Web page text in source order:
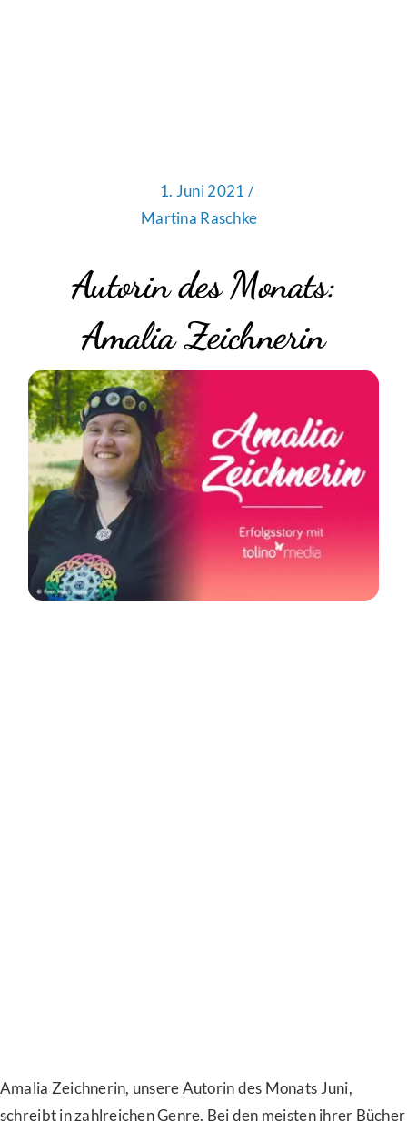
1. Juni 2021 /
Martina Raschke
Autorin des Monats:
Amalia Zeichnerin
Amalia Zeichnerin, unsere Autorin des Monats Juni,
schreibt in zahlreichen Genre. Bei den meisten ihrer Bücher